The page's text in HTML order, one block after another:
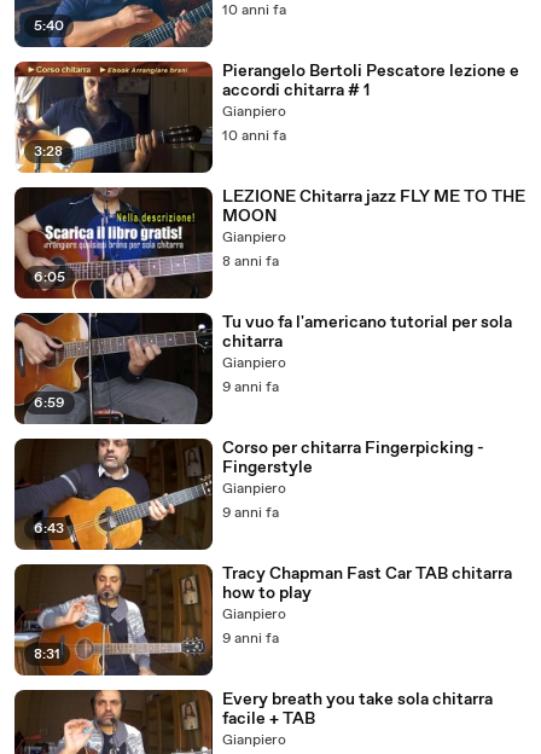
5:40
10 anni fa
3:28
Pierangelo Bertoli Pescatore lezione e
accordi chitarra # 1
Gianpiero
10 anni fa
6:05
LEZIONE Chitarra jazz FLY ME TO THE
MOON
Gianpiero
8 anni fa
6:59
Tu vuo fa l'americano tutorial per sola
chitarra
Gianpiero
9 anni fa
6:43
Corso per chitarra Fingerpicking -
Fingerstyle
Gianpiero
9 anni fa
8:31
Tracy Chapman Fast Car TAB chitarra
how to play
Gianpiero
9 anni fa
Every breath you take sola chitarra
facile + TAB
Gianpiero